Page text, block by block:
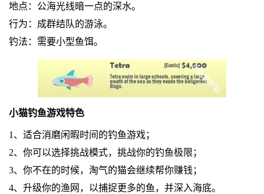
地点：公海光线暗一点的深水。
行为：成群结队的游泳。
钓法：需要小型鱼饵。
小猫钓鱼游戏特色
1、适合消磨闲暇时间的钓鱼游戏；
2、你可以选择挑战模式，挑战你的钓鱼极限；
3、你不在的时候，淘气的猫会继续帮你赚钱；
4、升级你的渔网，以捕捉更多的鱼，并深入海底。